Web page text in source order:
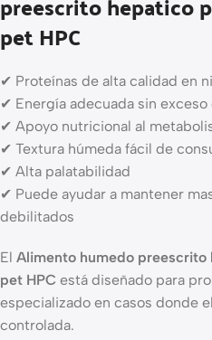
pet HPC
✔ Proteínas de alta calidad en
✔ Energía adecuada sin exceso
✔ Apoyo nutricional al
✔ Textura húmeda fácil de
✔ Alta palatabilidad
✔ Puede ayudar a mantener
debilitados
El Alimento humedo preescrito
pet HPC está diseñado para
especializado en casos donde
controlada.